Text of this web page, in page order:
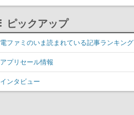
Switch、Switch 2、
トの雰囲気が良すぎる最
新映像も公開
ピックアップ
電ファミのいま読まれている記事ランキング
アプリセール情報
インタビュー